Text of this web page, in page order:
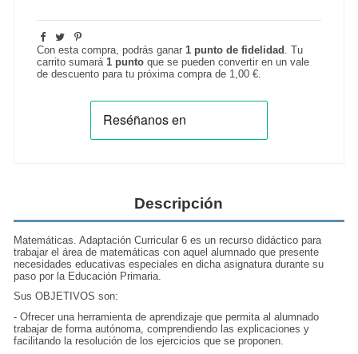
Con esta compra, podrás ganar1 punto de fidelidad . Tu
carrito sumará1 punto que se pueden convertir en un vale
de descuento para tu próxima compra de 1,00 €.
Descripción
Matemáticas. Adaptación Curricular 6 es un recurso didáctico para
trabajar el área de matemáticas con aquel alumnado que presente
necesidades educativas especiales en dicha asignatura durante su
paso por la Educación Primaria.
Sus OBJETIVOS son:
- Ofrecer una herramienta de aprendizaje que permita al alumnado
trabajar de forma autónoma, comprendiendo las explicaciones y
facilitando la resolución de los ejercicios que se proponen.